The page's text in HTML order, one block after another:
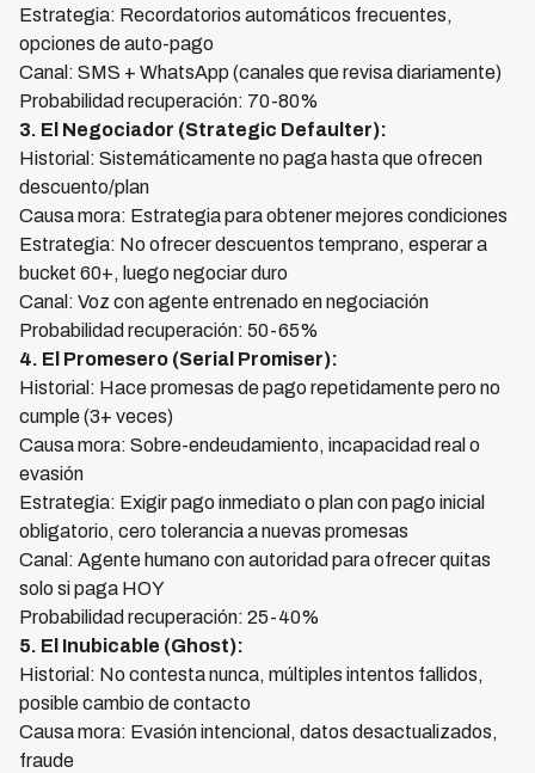
Estrategia: Recordatorios automáticos frecuentes,
opciones de auto-pago
Canal: SMS + WhatsApp (canales que revisa diariamente)
Probabilidad recuperación: 70-80%
3. El Negociador (Strategic Defaulter):
Historial: Sistemáticamente no paga hasta que ofrecen
descuento/plan
Causa mora: Estrategia para obtener mejores condiciones
Estrategia: No ofrecer descuentos temprano, esperar a
bucket 60+, luego negociar duro
Canal: Voz con agente entrenado en negociación
Probabilidad recuperación: 50-65%
4. El Promesero (Serial Promiser):
Historial: Hace promesas de pago repetidamente pero no
cumple (3+ veces)
Causa mora: Sobre-endeudamiento, incapacidad real o
evasión
Estrategia: Exigir pago inmediato o plan con pago inicial
obligatorio, cero tolerancia a nuevas promesas
Canal: Agente humano con autoridad para ofrecer quitas
solo si paga HOY
Probabilidad recuperación: 25-40%
5. El Inubicable (Ghost):
Historial: No contesta nunca, múltiples intentos fallidos,
posible cambio de contacto
Causa mora: Evasión intencional, datos desactualizados,
fraude